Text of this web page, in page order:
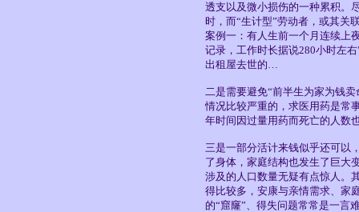
透支以及微小损伤的一种累积。
时，而“生计型”劳动者，或其关
案例一：有人生前一个月连续上
记录，工作时长据说280小时左
出租屋去世的…
二是需要避免“前半生为家为钱
情况比较严重的，求医用药是常
年时间因过量用药而死亡的人数
三是一部分活计来钱似乎还可以
了身体，家庭结构也发生了巨
涉及的人口数量无疑有点惊人。
得比较多，安康与亲情需求、家
的“窟窿”、得失问题常常是一言